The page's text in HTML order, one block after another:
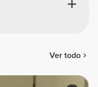
Ver todo